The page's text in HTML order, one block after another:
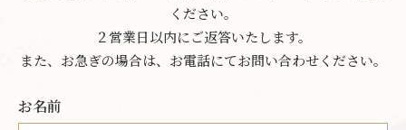
ください。
２営業日以内にご返答いたします。
また、お急ぎの場合は、お電話にてお問い合わせください。
お名前